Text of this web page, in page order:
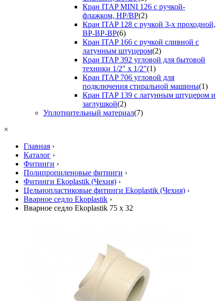
Кран ITAP MINI 126 с ручкой-
флажком, НР/ВР(2)
Кран ITAP 128 с ручкой 3-х проходной,
ВР-ВР-ВР(6)
Кран ITAP 166 с ручкой сливной с
латунным штуцером(2)
Кран ITAP 392 угловой для бытовой
техники 1/2" х 1/2"(1)
Кран ITAP 706 угловой для
подключения стиральной машины(1)
Кран ITAP 139 с латунным штуцером и
заглушкой(2)
Уплотнительный материал(7)
×
Главная ›
Каталог ›
Фитинги ›
Полипропиленовые фитинги ›
Фитинги Ekoplastik (Чехия) ›
Цельнопластиковые фитинги Ekoplastik (Чехия) ›
Вварное седло Ekoplastik ›
Вварное седло Ekoplastik 75 x 32